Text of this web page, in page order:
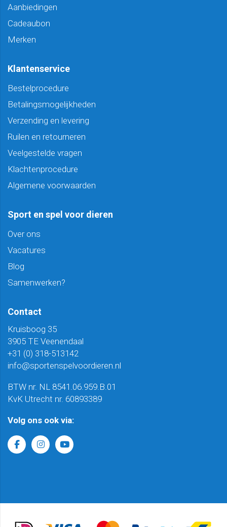
Aanbiedingen
Cadeaubon
Merken
Klantenservice
Bestelprocedure
Betalingsmogelijkheden
Verzending en levering
Ruilen en retourneren
Veelgestelde vragen
Klachtenprocedure
Algemene voorwaarden
Sport en spel voor dieren
Over ons
Vacatures
Blog
Samenwerken?
Contact
Kruisboog 35
3905 TE Veenendaal
+31 (0) 318-513142
info@sportenspelvoordieren.nl
BTW nr. NL 8541.06.959.B.01
KvK Utrecht nr. 60893389
Volg ons ook via: